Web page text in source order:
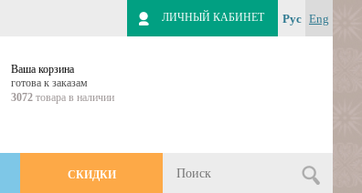
Рус Eng
ЛИЧНЫЙ КАБИНЕТ
Ваша корзина
готова к заказам
3072 товара в наличии
СКИДКИ